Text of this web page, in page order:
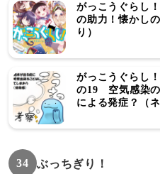
がっこうぐらし
の助力！懐かし
り）
がっこうぐらし
の19 空気感染の
による発症？（
34 ぶっちぎり！